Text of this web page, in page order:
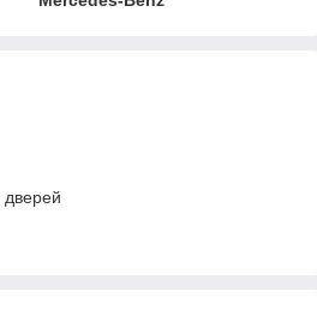
дверей